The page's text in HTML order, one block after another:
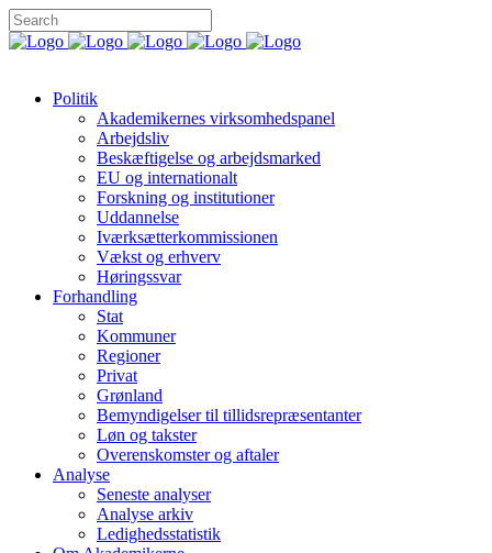
Politik
Akademikernes virksomhedspanel
Arbejdsliv
Beskæftigelse og arbejdsmarked
EU og internationalt
Forskning og institutioner
Uddannelse
Iværksætterkommissionen
Vækst og erhverv
Høringssvar
Forhandling
Stat
Kommuner
Regioner
Privat
Grønland
Bemyndigelser til tillidsrepræsentanter
Løn og takster
Overenskomster og aftaler
Analyse
Seneste analyser
Analyse arkiv
Ledighedsstatistik